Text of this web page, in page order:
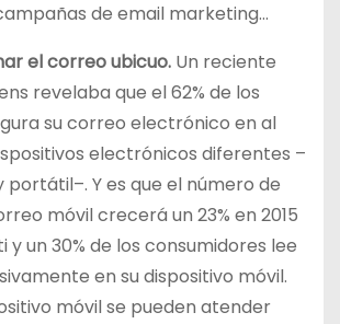
de email marketing…
el correo ubicuo. Un reciente
revelaba que el 62% de los
su correo electrónico en al
electrónicos diferentes –
Y es que el número de
móvil crecerá un 23% en 2015
y un 30% de los consumidores lee
en su dispositivo móvil.
móvil se pueden atender